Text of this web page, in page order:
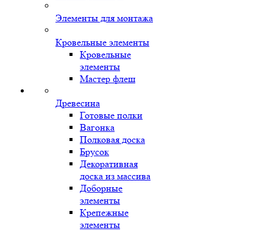
Элементы для монтажа
Кровельные элементы
Кровельные
элементы
Мастер флеш
Древесина
Готовые полки
Вагонка
Полковая доска
Брусок
Декоративная
доска из массива
Доборные
элементы
Крепежные
элементы